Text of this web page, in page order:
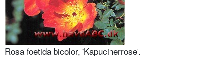
Rosa foetida bicolor, 'Kapucinerrose'.